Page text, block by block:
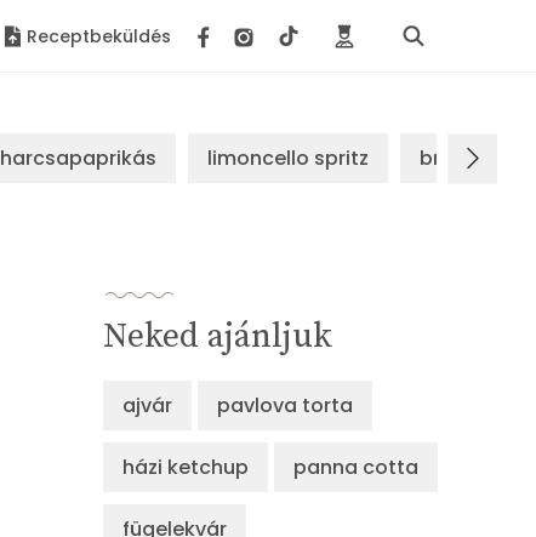
Receptbeküldés
harcsapaprikás limoncello spritz brassói
Neked ajánljuk
ajvár pavlova torta
házi ketchup panna cotta
fügelekvár